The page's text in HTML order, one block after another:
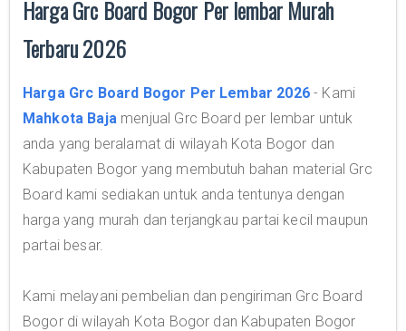
Harga Grc Board Bogor Per lembar Murah
Terbaru 2026
Harga Grc Board Bogor Per Lembar 2026- Kami
Mahkota Bajamenjual Grc Board per lembar untuk
anda yang beralamat di wilayah Kota Bogor dan
Kabupaten Bogor yang membutuh bahan material Grc
Board kami sediakan untuk anda tentunya dengan
harga yang murah dan terjangkau partai kecil maupun
partai besar.
Kami melayani pembelian dan pengiriman Grc Board
Bogor di wilayah Kota Bogor dan Kabupaten Bogor